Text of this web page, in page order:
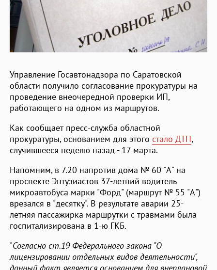
Управление Госавтонадзора по Саратовской
области получило согласование прокуратуры на
проведение внеочередной проверки ИП,
работающего на одном из маршрутов.
Как сообщает пресс-служба областной
прокуратуры, основанием для этого стало ДТП,
случившееся неделю назад - 17 марта.
Напомним, в 7.20 напротив дома № 60 "А" на
проспекте Энтузиастов 37-летний водитель
микроавтобуса марки "Форд" (маршрут № 55 "А")
врезался в "десятку". В результате аварии 25-
летняя пассажирка маршрутки с травмами была
госпитализирована в 1-ю ГКБ.
"Согласно ст.19 Федерального закона "О
лицензировании отдельных видов деятельности",
данный факт является основанием для внеплановой